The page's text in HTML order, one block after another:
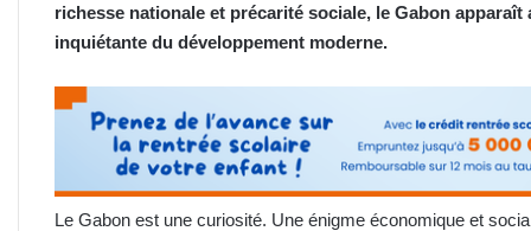
richesse nationale et précarité sociale, le Gabon
inquiétante du développement moderne.
Le Gabon est une curiosité. Une énigme économique et